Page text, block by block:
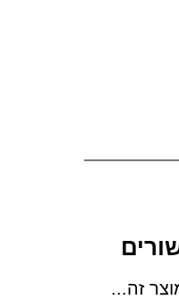
זה...